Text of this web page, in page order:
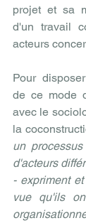
projet et sa
d'un travail
acteurs
Pour
de ce mode
avec le
la
un
d'acteurs
- expriment
vue qu'ils